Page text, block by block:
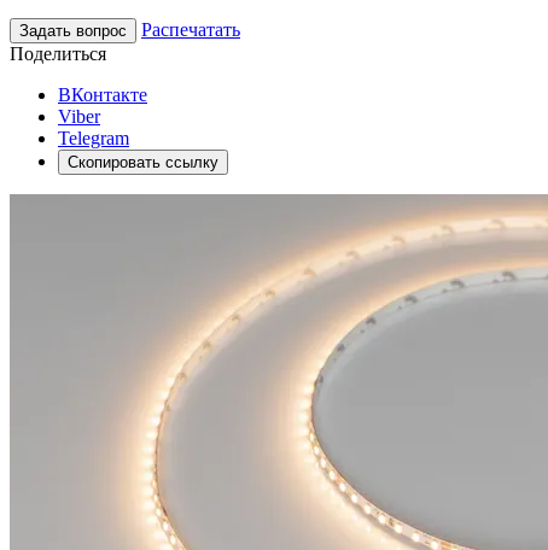
Задать вопрос
Распечатать
Поделиться
ВКонтакте
Viber
Telegram
Скопировать ссылку